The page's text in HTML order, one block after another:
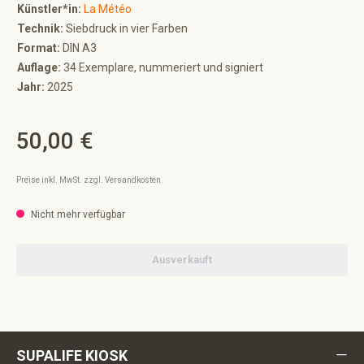
Künstler*in: La Météo
Technik: Siebdruck in vier Farben
Format: DIN A3
Auflage: 34 Exemplare, nummeriert und signiert
Jahr: 2025
Regulärer Preis:
50,00 €
Preise inkl. MwSt. zzgl. Versandkosten
Nicht mehr verfügbar
Ausverkauft
SUPALIFE KIOSK